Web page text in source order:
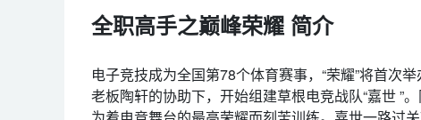
全职高手之巅峰荣耀 简介
电子竞技成为全国第78个体育赛事，“荣耀”将首次
老板陶轩的协助下，开始组建草根电竞战队“嘉世 ”